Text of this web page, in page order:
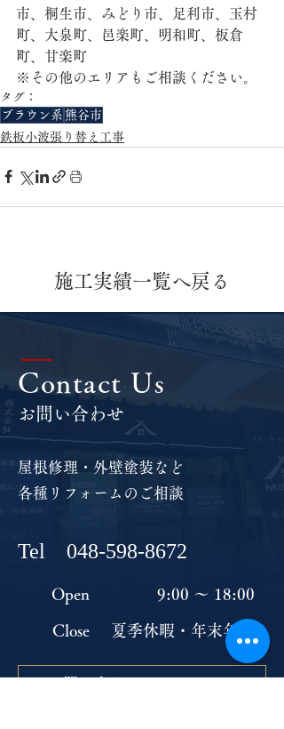
市、桐生市、みどり市、足利市、玉村
町、大泉町、邑楽町、明和町、板倉
町、甘楽町
※その他のエリアもご相談ください。
タグ：
ブラウン系 熊谷市
鉄板小波張り替え工事
施工実績一覧へ戻る
|
Contact Us
お問い合わせ
屋根修理・外壁塗装など
各種リフォームのご相談
Tel 048-598-8672
Open 9:00 ～ 18:00
Close ​夏季休暇・年末年始